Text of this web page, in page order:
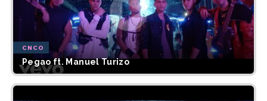
CNCO
Pegao ft. Manuel Turizo